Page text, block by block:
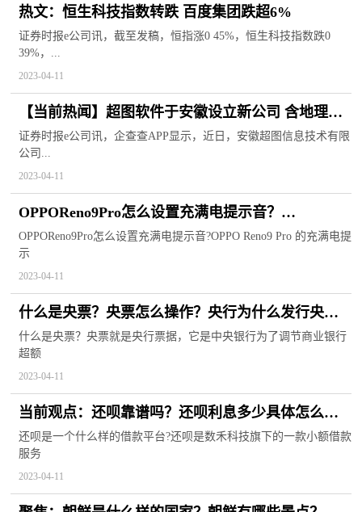
热文：恒生科技指数转跌 百度集团跌超6%
证券时报e公司讯，截至发稿，恒指涨0 45%，恒生科技指数跌0
39%，...
2023-04-11
【当前热闻】超图软件于安徽设立新公司 含地理遥
感信息服务
证券时报e公司讯，企查查APP显示，近日，安徽超图信息技术有限
公司...
2023-04-11
OPPOReno9Pro怎么设置充满电提示音？
OPPOReno9Pro应用通知不提醒怎么办？
OPPOReno9Pro怎么设置充满电提示音?OPPO Reno9 Pro 的充满电提
示
2023-04-11
什么是央票？央票怎么操作？央行为什么发行央
票？
什么是央票？央票就是央行票据，它是中央银行为了调节商业银行
超额
2023-04-11
当前观点：还呗靠谱吗？还呗利息多少具体怎么
算？
还呗是一个什么样的借款平台?还呗是数禾科技旗下的一款小额借款
服务
2023-04-11